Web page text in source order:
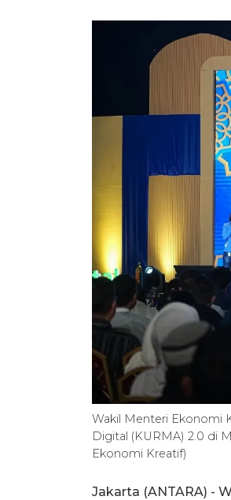
Wakil Menteri Ekonomi
Digital (KURMA) 2.0 di
Ekonomi Kreatif)
Jakarta (ANTARA) -